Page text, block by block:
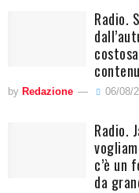
Radio.
by Redazione 06/08/
Radio.
c’è un
da